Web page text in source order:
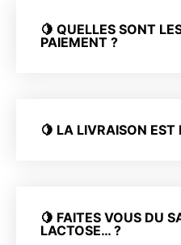
🍋 QUELLES SONT
PAIEMENT ?
🍋 LA LIVRAISON EST
🍋 FAITES VOUS DU
LACTOSE… ?